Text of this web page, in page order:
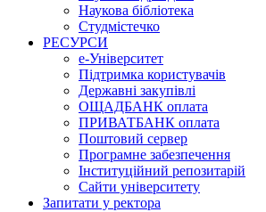
Наукова бібліотека
Студмістечко
РЕСУРСИ
е-Університет
Підтримка користувачів
Державні закупівлі
ОЩАДБАНК оплата
ПРИВАТБАНК оплата
Поштовий сервер
Програмне забезпечення
Інституційний репозитарій
Сайти університету
Запитати у ректора